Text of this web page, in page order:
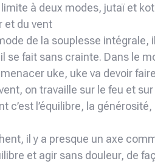
à deux modes, jutaï et
et du vent
de la souplesse
se fait sans crainte. Dans le
uke, uke va devoir
on travaille sur le feu et
c’est l’équilibre, la
il y a presque un axe
et agir sans douleur, de